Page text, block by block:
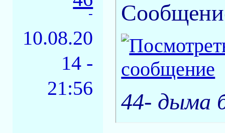
-
10.08.20
14 -
21:56
44- дыма